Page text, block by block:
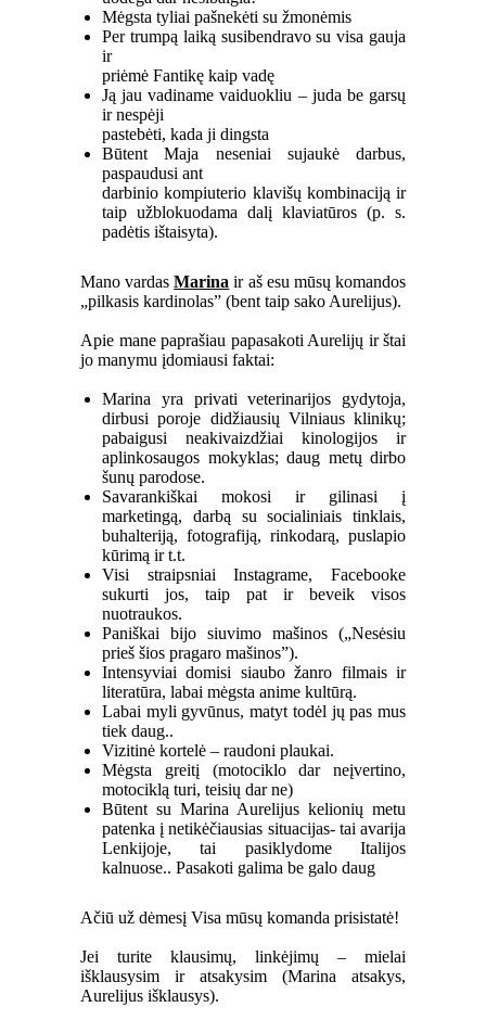
Mėgsta tyliai pašnekėti su žmonėmis
Per trumpą laiką susibendravo su visa gauja
ir
priėmė Fantikę kaip vadę
Ją jau vadiname vaiduokliu – juda be garsų
ir nespėji
pastebėti, kada ji dingsta
Būtent Maja neseniai sujaukė darbus,
paspaudusi ant
darbinio kompiuterio klavišų kombinaciją ir
taip užblokuodama dalį klaviatūros (p. s.
padėtis ištaisyta).
Mano vardasMarina ir aš esu mūsų komandos
„pilkasis kardinolas” (bent taip sako Aurelijus).
Apie mane paprašiau papasakoti Aurelijų ir štai
jo manymu įdomiausi faktai:
Marina yra privati veterinarijos gydytoja,
dirbusi poroje didžiausių Vilniaus klinikų;
pabaigusi neakivaizdžiai kinologijos ir
aplinkosaugos mokyklas; daug metų dirbo
šunų parodose.
Savarankiškai mokosi ir gilinasi į
marketingą, darbą su socialiniais tinklais,
buhalteriją, fotografiją, rinkodarą, puslapio
kūrimą ir t.t.
Visi straipsniai Instagrame, Facebooke
sukurti jos, taip pat ir beveik visos
nuotraukos.
Paniškai bijo siuvimo mašinos („Nesėsiu
prieš šios pragaro mašinos”).
Intensyviai domisi siaubo žanro filmais ir
literatūra, labai mėgsta anime kultūrą.
Labai myli gyvūnus, matyt todėl jų pas mus
tiek daug..
Vizitinė kortelė – raudoni plaukai.
Mėgsta greitį (motociklo dar neįvertino,
motociklą turi, teisių dar ne)
Būtent su Marina Aurelijus kelionių metu
patenka į netikėčiausias situacijas- tai avarija
Lenkijoje, tai pasiklydome Italijos
kalnuose.. Pasakoti galima be galo daug
Ačiū už dėmesį Visa mūsų komanda prisistatė!
Jei turite klausimų, linkėjimų – mielai
išklausysim ir atsakysim (Marina atsakys,
Aurelijus išklausys).